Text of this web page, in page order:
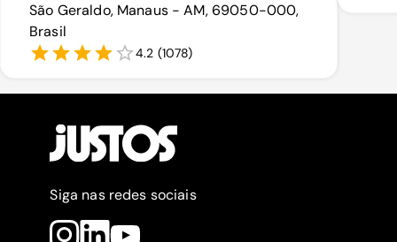
São Geraldo, Manaus - AM, 69050-000,
Brasil
4.2 (1078)
Siga nas redes sociais